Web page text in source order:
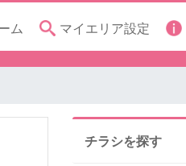
ム マイエリア設定
チラシを探す